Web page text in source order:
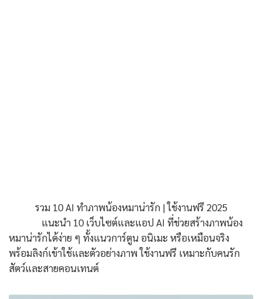
รวม 10 AI ทำภาพน้องหมาน่ารัก | ใช้งานฟรี 2025
แนะนำ 10 เว็บไซต์และแอป AI ที่ช่วยสร้างภาพน้อง
หมาน่ารักได้ง่าย ๆ ทั้งแนวการ์ตูน อนิเมะ หรือเหมือนจริง
พร้อมลิงก์เข้าใช้และตัวอย่างภาพ ใช้งานฟรี เหมาะกับคนรัก
สัตว์และสายคอนเทนต์